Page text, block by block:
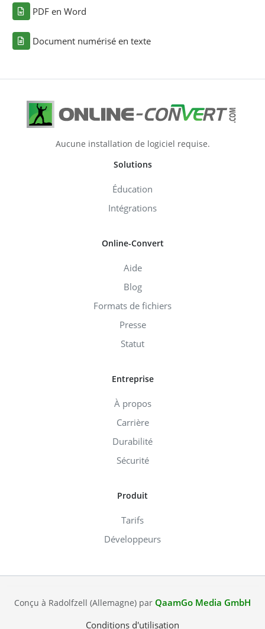
PDF en Word
Document numérisé en texte
Aucune installation de logiciel requise.
Solutions
Éducation
Intégrations
Online-Convert
Aide
Blog
Formats de fichiers
Presse
Statut
Entreprise
À propos
Carrière
Durabilité
Sécurité
Produit
Tarifs
Développeurs
Conçu à Radolfzell (Allemagne) par QaamGo Media GmbH
Conditions d'utilisation